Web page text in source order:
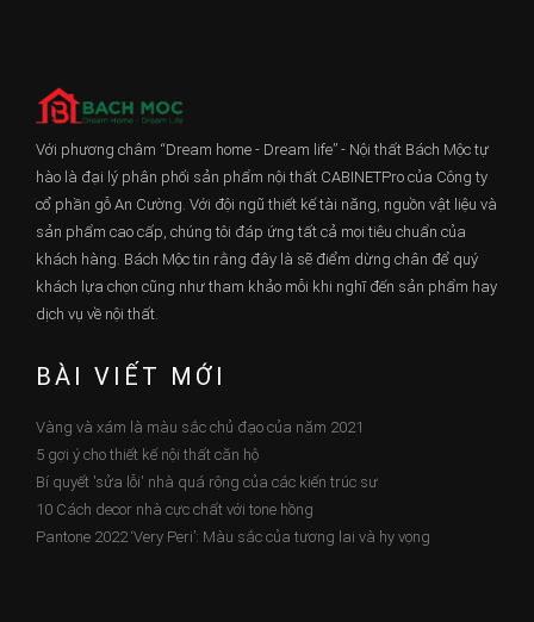
Với phương châm “Dream home - Dream life” - Nội thất Bách Mộc tự
hào là đại lý phân phối sản phẩm nội thất CABINETPro của Công ty
cổ phần gỗ An Cường. Với đội ngũ thiết kế tài năng, nguồn vật liệu và
sản phẩm cao cấp, chúng tôi đáp ứng tất cả mọi tiêu chuẩn của
khách hàng. Bách Mộc tin rằng đây là sẽ điểm dừng chân để quý
khách lựa chọn cũng như tham khảo mỗi khi nghĩ đến sản phẩm hay
dịch vụ về nội thất.
BÀI VIẾT MỚI
Vàng và xám là màu sắc chủ đạo của năm 2021
5 gợi ý cho thiết kế nội thất căn hộ
Bí quyết 'sửa lỗi' nhà quá rộng của các kiến trúc sư
10 Cách decor nhà cực chất với tone hồng
Pantone 2022 ‘Very Peri’: Màu sắc của tương lai và hy vọng